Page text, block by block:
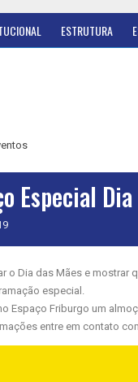
ESTRUTURA
Especial
o Dia das Mães e mostrar
especial.
Espaço Friburgo um
entre em contato